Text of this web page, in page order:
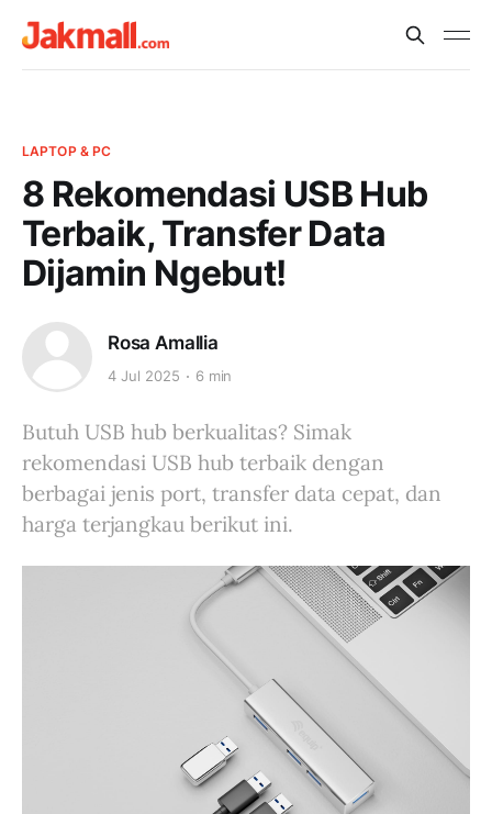
LAPTOP & PC
8 Rekomendasi USB Hub
Terbaik, Transfer Data
Dijamin Ngebut!
Rosa Amallia
4 Jul 2025 6 min
Butuh USB hub berkualitas? Simak
rekomendasi USB hub terbaik dengan
berbagai jenis port, transfer data cepat, dan
harga terjangkau berikut ini.